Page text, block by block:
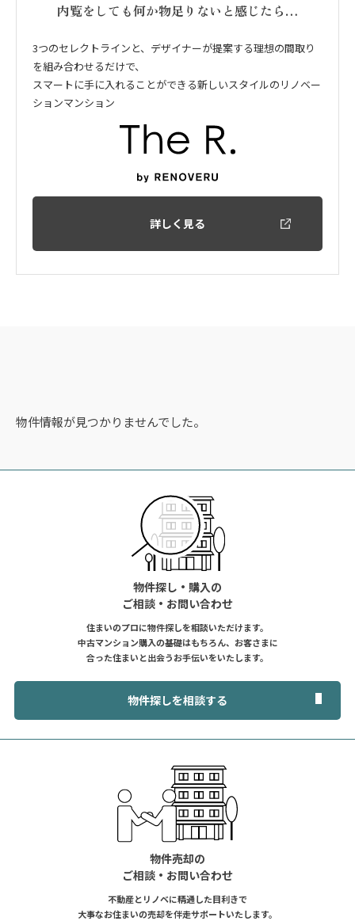
内覧をしても何か物足りないと感じたら…
3つのセレクトラインと、デザイナーが提案する理想の間取り
を組み合わせるだけで、
スマートに手に入れることができる新しいスタイルのリノベー
ションマンション
詳しく見る
物件情報が見つかりませんでした。
物件探し・購入の
ご相談・お問い合わせ
住まいのプロに物件探しを相談いただけます。
中古マンション購入の基礎はもちろん、お客さまに
合った住まいと出会うお手伝いをいたします。
物件探しを相談する
物件売却の
ご相談・お問い合わせ
不動産とリノベに精通した目利きで
大事なお住まいの売却を伴走サポートいたします。